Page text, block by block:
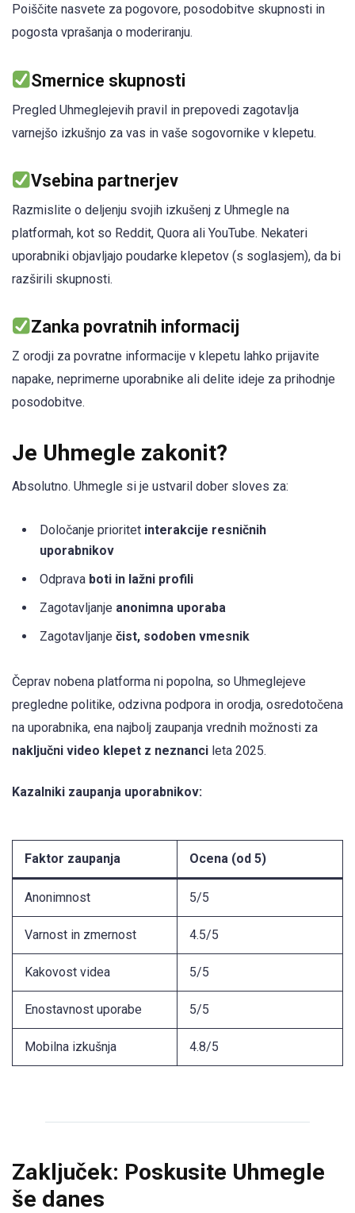
Poiščite nasvete za pogovore, posodobitve skupnosti in
pogosta vprašanja o moderiranju.
Smernice skupnosti
Pregled Uhmeglejevih pravil in prepovedi zagotavlja
varnejšo izkušnjo za vas in vaše sogovornike v klepetu.
Vsebina partnerjev
Razmislite o deljenju svojih izkušenj z Uhmegle na
platformah, kot so Reddit, Quora ali YouTube. Nekateri
uporabniki objavljajo poudarke klepetov (s soglasjem), da bi
razširili skupnosti.
Zanka povratnih informacij
Z orodji za povratne informacije v klepetu lahko prijavite
napake, neprimerne uporabnike ali delite ideje za prihodnje
posodobitve.
Je Uhmegle zakonit?
Absolutno. Uhmegle si je ustvaril dober sloves za:
Določanje prioritet interakcije resničnih
uporabnikov
Odprava boti in lažni profili
Zagotavljanje anonimna uporaba
Zagotavljanje čist, sodoben vmesnik
Čeprav nobena platforma ni popolna, so Uhmeglejeve
pregledne politike, odzivna podpora in orodja, osredotočena
na uporabnika, ena najbolj zaupanja vrednih možnosti za
naključni video klepet z neznanci leta 2025.
Kazalniki zaupanja uporabnikov:
Faktor zaupanja Ocena (od 5)
Anonimnost 5/5
Varnost in zmernost 4.5/5
Kakovost videa 5/5
Enostavnost uporabe 5/5
Mobilna izkušnja 4.8/5
Zaključek: Poskusite Uhmegle
še danes